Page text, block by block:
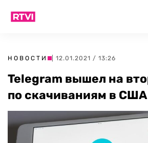
НОВОСТИ | 12.01.2021 / 13:26
Telegram вышел на
по скачиваниям в США